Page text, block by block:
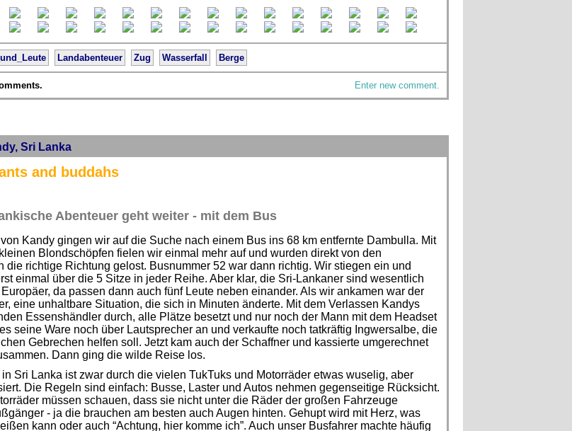
Landabenteuer Zug Wasserfall Berge
Enter new comment.
Sri Lanka
and buddahs
Abenteuer geht weiter - mit dem Bus
Kandy gingen wir auf die Suche nach einem Bus ins 68 km entfernte Dambulla. Mit
Blondschöpfen fielen wir einmal mehr auf und wurden direkt von den
die richtige Richtung gelost. Busnummer 52 war dann richtig. Wir stiegen ein und
einmal über die 5 Sitze in jeder Reihe. Aber klar, die Sri-Lankaner sind wesentlich
da passen dann auch fünf Leute neben einander. Als wir ankamen war der
eine unhaltbare Situation, die sich in Minuten änderte. Mit dem Verlassen Kandys
Essenshändler durch, alle Plätze besetzt und nur noch der Mann mit dem Headset
seine Ware noch über Lautsprecher an und verkaufte noch tatkräftig Ingwersalbe, die
Gebrechen helfen soll. Jetzt kam auch der Schaffner und kassierte umgerechnet
Dann ging die wilde Reise los.
in Sri Lanka ist zwar durch die vielen TukTuks und Motorräder etwas wuselig, aber
Die Regeln sind einfach: Busse, Laster und Autos nehmen gegenseitige Rücksicht.
müssen schauen, dass sie nicht unter die Räder der großen Fahrzeuge
- ja die brauchen am besten auch Augen hinten. Gehupt wird mit Herz, was
kann oder auch “Achtung, hier komme ich”. Auch unser Busfahrer machte häufig